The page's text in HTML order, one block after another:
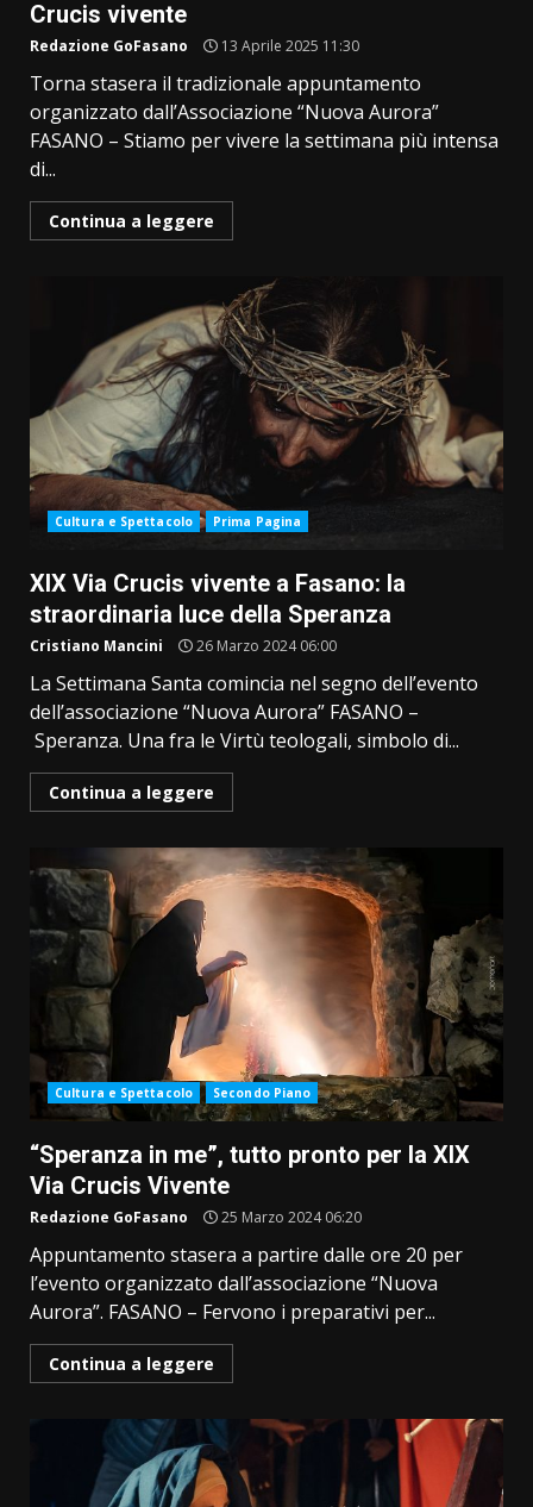
Crucis vivente
Redazione GoFasano 13 Aprile 2025 11:30
Torna stasera il tradizionale appuntamento
organizzato dall’Associazione “Nuova Aurora”
FASANO – Stiamo per vivere la settimana più intensa
di...
Continua a leggere
Cultura e Spettacolo Prima Pagina
XIX Via Crucis vivente a Fasano: la
straordinaria luce della Speranza
Cristiano Mancini 26 Marzo 2024 06:00
La Settimana Santa comincia nel segno dell’evento
dell’associazione “Nuova Aurora” FASANO –
Speranza. Una fra le Virtù teologali, simbolo di...
Continua a leggere
Cultura e Spettacolo Secondo Piano
“Speranza in me”, tutto pronto per la XIX
Via Crucis Vivente
Redazione GoFasano 25 Marzo 2024 06:20
Appuntamento stasera a partire dalle ore 20 per
l’evento organizzato dall’associazione “Nuova
Aurora”. FASANO – Fervono i preparativi per...
Continua a leggere